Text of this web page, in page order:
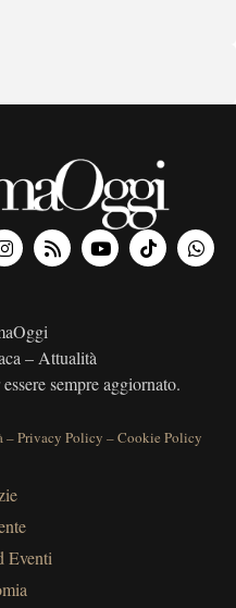
– Attualità
sempre aggiornato.
–Privacy Policy –Cookie Policy
Eventi